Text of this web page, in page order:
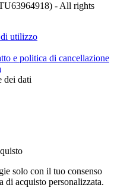
- All rights
utilizzo
e politica di cancellazione
dei dati
solo con il tuo consenso
acquisto personalizzata.